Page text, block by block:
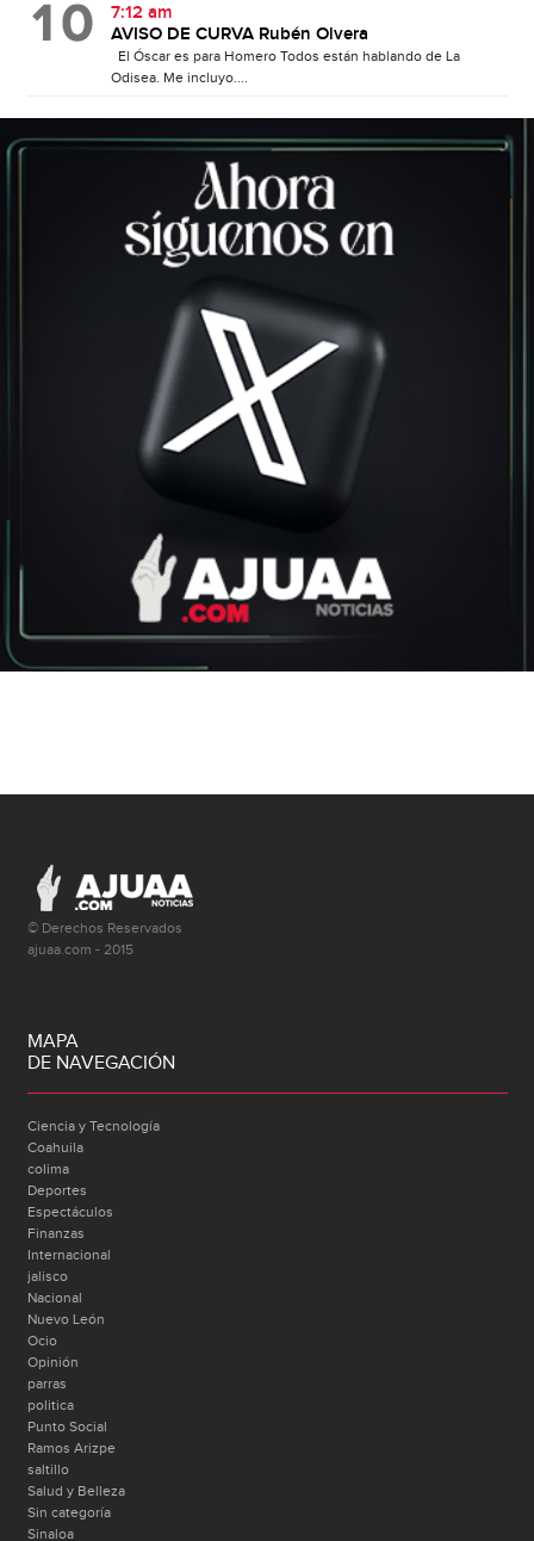
7:12 am
AVISO DE CURVA Rubén Olvera
El Óscar es para Homero Todos están hablando de La
Odisea. Me incluyo....
© Derechos Reservados
ajuaa.com - 2015
MAPA
DE NAVEGACIÓN
Ciencia y Tecnología
Coahuila
colima
Deportes
Espectáculos
Finanzas
Internacional
jalisco
Nacional
Nuevo León
Ocio
Opinión
parras
politica
Punto Social
Ramos Arizpe
saltillo
Salud y Belleza
Sin categoría
Sinaloa